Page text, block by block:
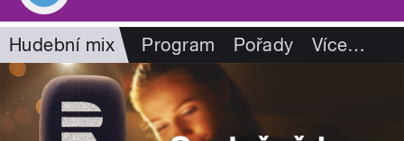
Hudební mix Program Pořady Více…